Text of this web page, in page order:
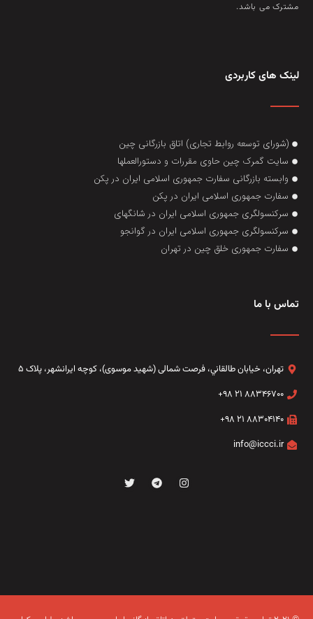
مشترک می باشد.
لینک های کاربردی
(شورای توسعه روابط تجاری) اتاق بازرگانی چین
سایت گمرک چین حاوی مقررات و دستورالعملها
وابسته بازرگانی سفارت جمهوری اسلامی ایران در پکن
سفارت جمهوری اسلامی ایران در پکن
سرکنسولگری جمهوری اسلامی ایران در شانگهای
سرکنسولگری جمهوری اسلامی ایران در گوانجو
سفارت جمهوری خلق چین در تهران
تماس با ما
تهران، خيابان طالقاني،‌ فرصت شمالی (شهید موسوی)، کوچه ایرانشهر، پلاک ۵
۸۸۳۴۶۷۰۰ ۲۱ ۹۸+
۸۸۳۰۴۱۴۰ ۲۱ ۹۸+
info@iccci.ir